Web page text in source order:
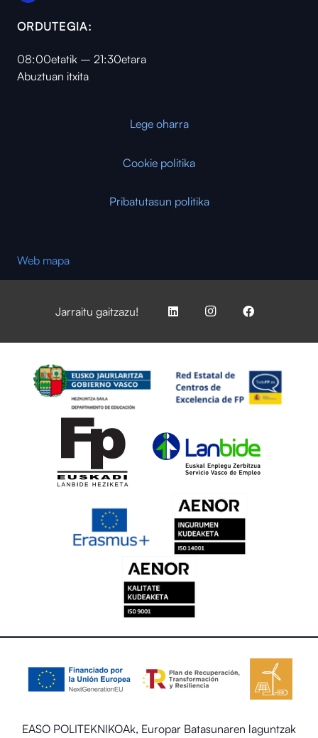
ORDUTEGIA:
08:00etatik – 21:30etara
Abuztuan itxita
Lege oharra
Cookie politika
Pribatutasun politika
Web mapa
Jarraitu gaitzazu!
EASO POLITEKNIKOAk, Europar Batasunaren laguntzak